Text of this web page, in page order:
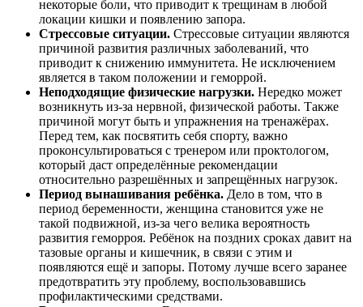
некоторые боли, что приводит к трещинам в любой
локации кишки и появлению запора.
Стрессовые ситуации. Стрессовые ситуации являются
причиной развития различных заболеваний, что
приводит к снижению иммунитета. Не исключением
является в таком положении и геморрой.
Неподходящие физические нагрузки. Нередко может
возникнуть из-за нервной, физической работы. Также
причиной могут быть и упражнения на тренажёрах.
Перед тем, как посвятить себя спорту, важно
проконсультироваться с тренером или проктологом,
который даст определённые рекомендации
относительно разрешённых и запрещённых нагрузок.
Период вынашивания ребёнка. Дело в том, что в
период беременности, женщина становится уже не
такой подвижной, из-за чего велика вероятность
развития геморроя. Ребёнок на поздних сроках давит на
тазовые органы и кишечник, в связи с этим и
появляются ещё и запоры. Потому лучше всего заранее
предотвратить эту проблему, воспользовавшись
профилактическими средствами.